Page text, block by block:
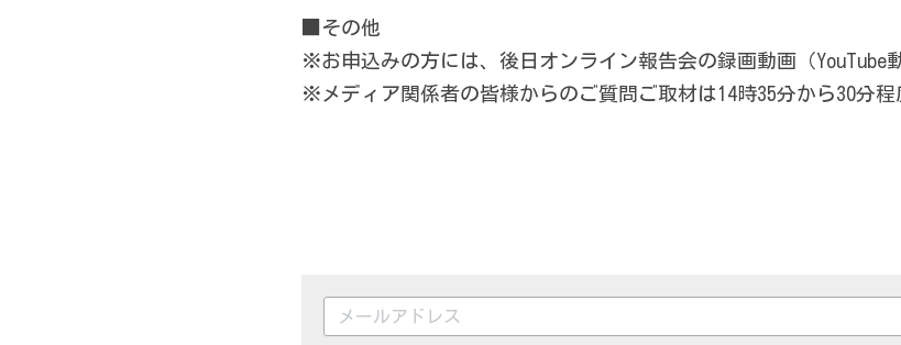
■そ
※お申込みの方には、後日オンライン報告会の録画動画（
※メディア関係者の皆様からのご質問ご取材は14時35分から30分